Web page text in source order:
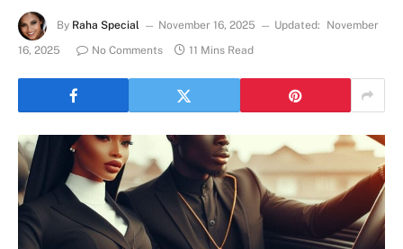
By Raha Special November 16, 2025 Updated:
November
16, 2025
No Comments 11 Mins Read